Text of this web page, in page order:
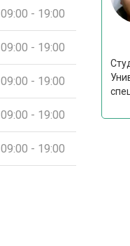
09:00 - 19:00
09:00 - 19:00
09:00 - 19:00
09:00 - 19:00
09:00 - 19:00